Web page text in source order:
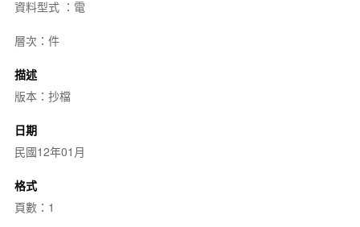
資料型式 ：電
層次：件
描述
版本：抄檔
日期
民國12年01月
格式
頁數：1